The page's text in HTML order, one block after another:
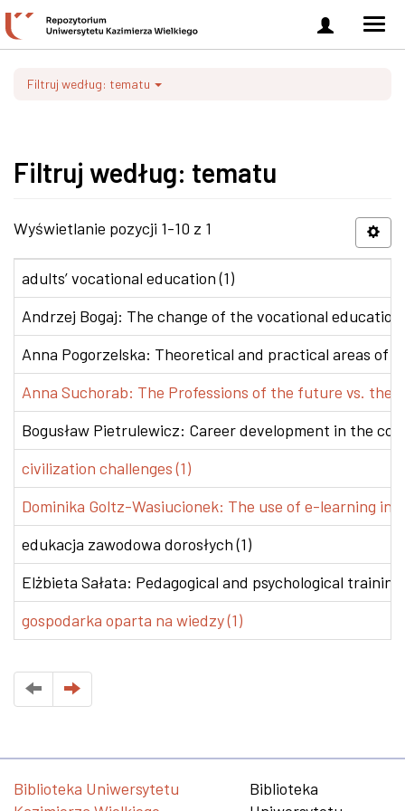
Zaloguj
się
Filtruj według: tematu
Filtruj według: tematu
Wyświetlanie pozycji 1-10 z 1
adults’ vocational education (1)
Andrzej Bogaj: The change of the vocational
Anna Pogorzelska: Theoretical and practical areas of
Anna Suchorab: The Professions of the future vs. the
Bogusław Pietrulewicz: Career development in the
civilization challenges (1)
Dominika Goltz-Wasiucionek: The use of e-learning in
edukacja zawodowa dorosłych (1)
Elżbieta Sałata: Pedagogical and psychological
gospodarka oparta na wiedzy (1)
Biblioteka Uniwersytetu
Biblioteka